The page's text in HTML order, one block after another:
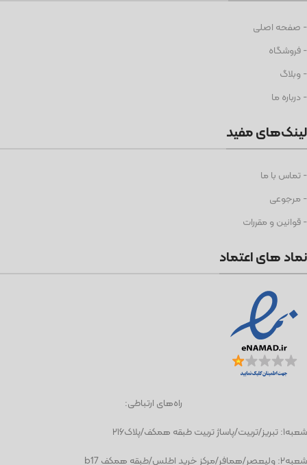
- صفحه اصلی
- فروشگاه
- وبلاگ
- درباره ما
لینک‌های مفید
- تماس با ما
- مرجوعی
- قوانین و مقررات
نماد های اعتماد
راه‌های ارتباطی:
شعبه١: تبریز/تربیت/پاساژ تربیت طبقه همکف/پلاک۲۱۶
شعبه٢: ولیعصر/همافر/مرکز خرید اطلس/طبقه همکف b17